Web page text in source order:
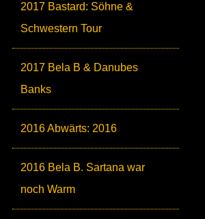
2017 Bastard: Söhne &
Schwestern Tour
2017 Bela B & Danubes
Banks
2016 Abwärts: 2016
2016 Bela B. Sartana war
noch Warm